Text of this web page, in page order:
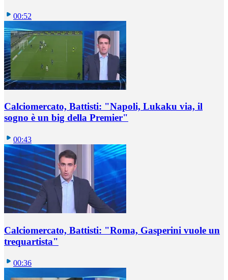
00:52
Calciomercato, Battisti: "Napoli, Lukaku via, il
sogno è un big della Premier"
00:43
Calciomercato, Battisti: "Roma, Gasperini vuole un
trequartista"
00:36